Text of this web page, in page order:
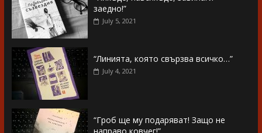
заедно!”
July 5, 2021
“Линията, която свързва всичко…”
July 4, 2021
“Гроб ще му подаряват! Защо не